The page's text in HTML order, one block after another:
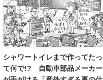
シャワートイレまで作ってたっ
て何で!? 自動車部品メーカー